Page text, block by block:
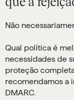
Não
Qual política é
necessidades de
proteção
recomendamos a
DMARC.